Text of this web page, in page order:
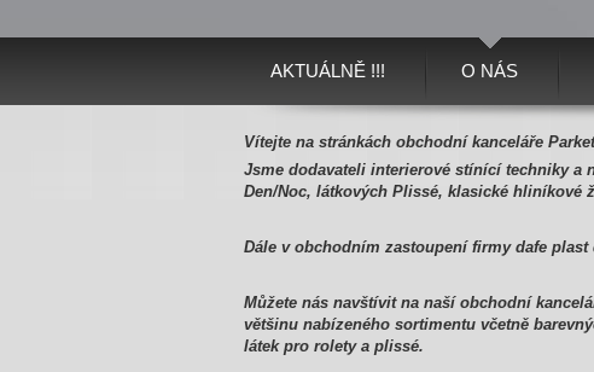
AKTUÁLNĚ !!! O NÁS
Vítejte na stránkách obchodní kanceláře
Jsme dodavateli interierové stínící techniky a
Den/Noc, látkových Plissé, klasické hliníkové
Dále v obchodním zastoupení firmy dafe
Můžete nás navštívit na naší obchodní
většinu nabízeného sortimentu včetně
látek pro rolety a plissé.